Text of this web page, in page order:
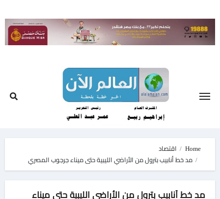
to
content
Home
اقتصاد
مد خط أنابيب بترول من الأراضي الليبية حتى ميناء جرجوب المصري
مد خط أنابيب بترول من الأراضي الليبية حتى ميناء